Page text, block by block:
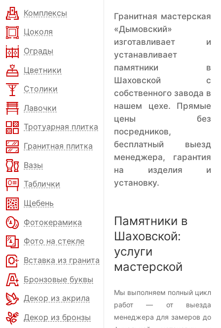
Комплексы
Цоколя
Ограды
Цветники
Столики
Лавочки
Тротуарная плитка
Гранитная плитка
Вазы
Таблички
Щебень
Фотокерамика
Фото на стекле
Вставка из гранита
Бронзовые буквы
Декор из акрила
Декор из бронзы
Гранитная мастерская
«Дымовский»
изготавливает и
устанавливает
памятники в
Шаховской с
собственного завода в
нашем цехе. Прямые
цены без
посредников,
бесплатный выезд
менеджера, гарантия
на изделия и
установку.
Памятники в
Шаховской:
услуги
мастерской
Мы выполняем полный цикл
работ — от выезда
менеджера для замеров до